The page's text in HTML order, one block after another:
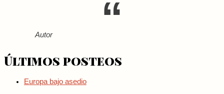
Autor
Últimos posteos
Europa bajo asedio